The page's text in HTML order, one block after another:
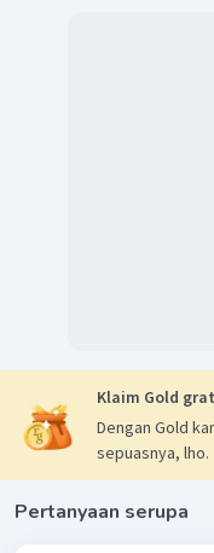
Klaim Gold
Dengan Gold
sepuasnya, lho.
Pertanyaan serupa